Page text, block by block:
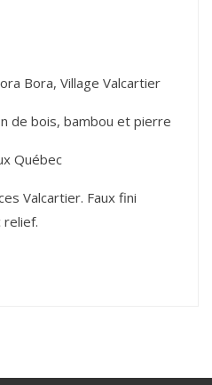
Bora, Village Valcartier
de bois, bambou et pierre
Québec
Valcartier. Faux fini